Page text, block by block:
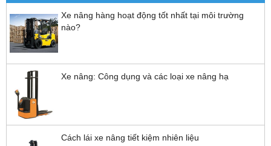
Xe nâng hàng hoạt động tốt nhất tại môi trường
nào?
Xe nâng: Công dụng và các loại xe nâng hạ
Cách lái xe nâng tiết kiệm nhiên liệu